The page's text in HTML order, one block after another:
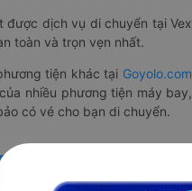
dịch vụ di chuyển tại
toàn và trọn vẹn nhất.
tiện khác tại Goyolo.com
nhiều phương tiện máy
có vé cho bạn di chuyển.